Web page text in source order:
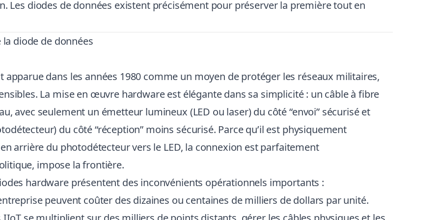
Les diodes de données existent précisément pour préserver la première tout en
diode de données
apparue dans les années 1980 comme un moyen de protéger les réseaux militaires,
La mise en œuvre hardware est élégante dans sa simplicité : un câble à fibre
avec seulement un émetteur lumineux (LED ou laser) du côté “envoi” sécurisé et
du côté “réception” moins sécurisé. Parce qu’il est physiquement
arrière du photodétecteur vers le LED, la connexion est parfaitement
impose la frontière.
hardware présentent des inconvénients opérationnels importants :
peuvent coûter des dizaines ou centaines de milliers de dollars par unité.